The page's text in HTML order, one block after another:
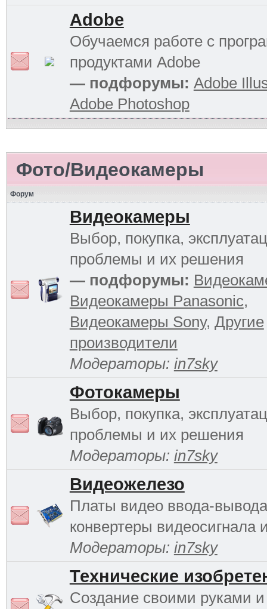
Adobe
Обучаемся работе с
продуктами Adobe
— подфорумы: Adobe
Adobe Photoshop
Фото/Видеокамеры
Форум
Видеокамеры
Выбор, покупка,
проблемы и их решения
— подфорумы:
Видеокамеры Panasonic,
Видеокамеры Sony, Другие
производители
Модераторы: in7sky
Фотокамеры
Выбор, покупка,
проблемы и их решения
Модераторы: in7sky
Видеожелезо
Платы видео ввода-
конвертеры видеосигнала
Модераторы: in7sky
Технические
Создание своими руками и